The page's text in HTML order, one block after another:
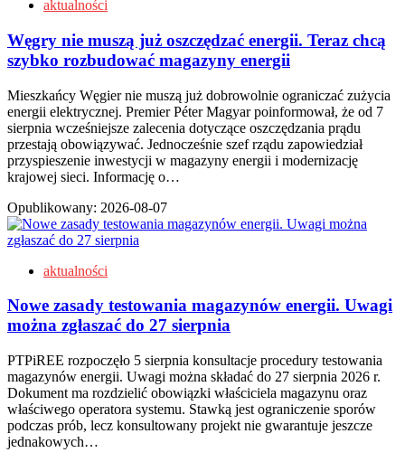
aktualności
Węgry nie muszą już oszczędzać energii. Teraz chcą
szybko rozbudować magazyny energii
Mieszkańcy Węgier nie muszą już dobrowolnie ograniczać zużycia
energii elektrycznej. Premier Péter Magyar poinformował, że od 7
sierpnia wcześniejsze zalecenia dotyczące oszczędzania prądu
przestają obowiązywać. Jednocześnie szef rządu zapowiedział
przyspieszenie inwestycji w magazyny energii i modernizację
krajowej sieci. Informację o…
Opublikowany: 2026-08-07
aktualności
Nowe zasady testowania magazynów energii. Uwagi
można zgłaszać do 27 sierpnia
PTPiREE rozpoczęło 5 sierpnia konsultacje procedury testowania
magazynów energii. Uwagi można składać do 27 sierpnia 2026 r.
Dokument ma rozdzielić obowiązki właściciela magazynu oraz
właściwego operatora systemu. Stawką jest ograniczenie sporów
podczas prób, lecz konsultowany projekt nie gwarantuje jeszcze
jednakowych…